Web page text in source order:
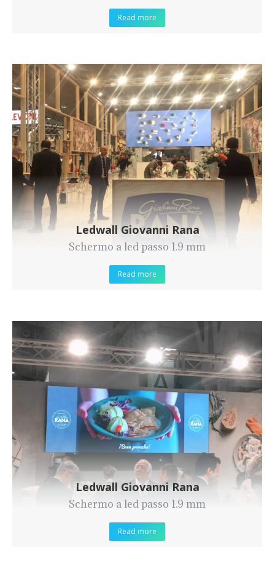
Read more
Ledwall Giovanni Rana
Schermo a led passo 1.9 mm
Read more
Ledwall Giovanni Rana
Schermo a led passo 1.9 mm
Read more